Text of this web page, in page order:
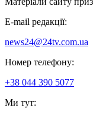
E-mail редакції:
news24@24tv.com.ua
Номер телефону:
+38 044 390 5077
Ми тут: